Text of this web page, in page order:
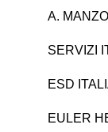
A.
SERVIZI
ESD
EULER